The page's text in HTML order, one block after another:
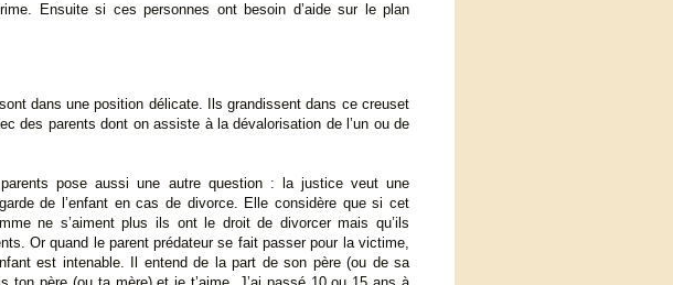
Ensuite si ces personnes ont besoin d’aide sur le plan
dans une position délicate. Ils grandissent dans ce creuset
des parents dont on assiste à la dévalorisation de l’un ou de
pose aussi une autre question : la justice veut une
de l’enfant en cas de divorce. Elle considère que si cet
ne s’aiment plus ils ont le droit de divorcer mais qu’ils
Or quand le parent prédateur se fait passer pour la victime,
est intenable. Il entend de la part de son père (ou de sa